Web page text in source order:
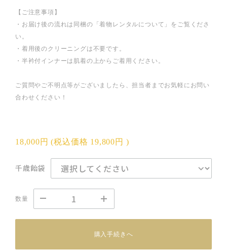
【ご注意事項】
・お届け後の流れは同梱の「着物レンタルについて」をご覧くださ
い。
・着用後のクリーニングは不要です。
・半衿付インナーは肌着の上からご着用ください。
ご質問やご不明点等がございましたら、担当者までお気軽にお問い
合わせください！
18,000円 (税込価格 19,800円 )
千歳飴袋
数量
購入手続きへ